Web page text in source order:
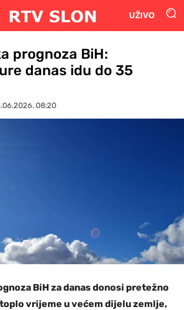
UŽIVO
prognoza BiH:
danas idu do 35
08:20
BiH za danas donosi pretežno
vrijeme u većem dijelu zemlje,